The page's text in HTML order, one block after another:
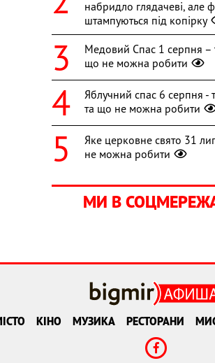
набридло глядачеві, але
штампуються під копірку
Медовий Спас 1 серпня –
що не можна робити
Яблучний спас 6 серпня -
та що не можна робити
Яке церковне свято 31
не можна робити
МИ В
КІНО МУЗИКА РЕСТОРАНИ